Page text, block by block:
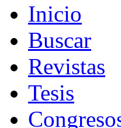
Inicio
Buscar
Revistas
Tesis
Con